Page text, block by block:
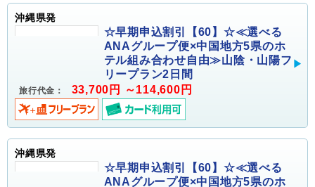
沖縄県発
☆早期申込割引【60】☆≪選べる
ANAグループ便×中国地方5県のホ
テル組み合わせ自由≫山陰・山陽フ
リープラン2日間
旅行代金： 33,700円 ～114,600円
沖縄県発
☆早期申込割引【60】☆≪選べる
ANAグループ便×中国地方5県のホ